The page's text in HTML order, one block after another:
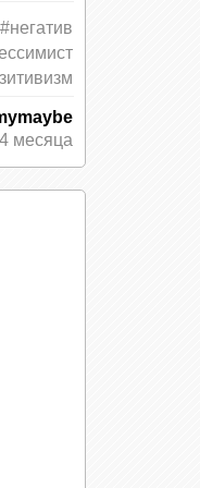
с
#негатив
4 месяца